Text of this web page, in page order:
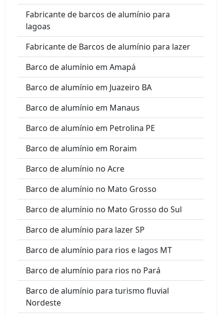
Fabricante de barcos de alumínio para
lagoas
Fabricante de Barcos de alumínio para lazer
Barco de alumínio em Amapá
Barco de alumínio em Juazeiro BA
Barco de alumínio em Manaus
Barco de alumínio em Petrolina PE
Barco de alumínio em Roraim
Barco de alumínio no Acre
Barco de alumínio no Mato Grosso
Barco de alumínio no Mato Grosso do Sul
Barco de alumínio para lazer SP
Barco de alumínio para rios e lagos MT
Barco de alumínio para rios no Pará
Barco de alumínio para turismo fluvial
Nordeste